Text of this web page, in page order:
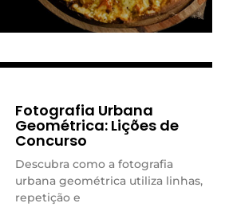
Fotografia Urbana
Geométrica: Lições de
Concurso
Descubra como a fotografia
urbana geométrica utiliza linhas,
repetição e